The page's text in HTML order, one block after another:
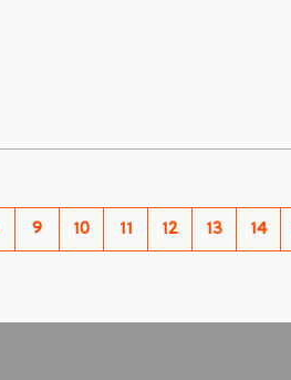
9 10 11 12 13 14